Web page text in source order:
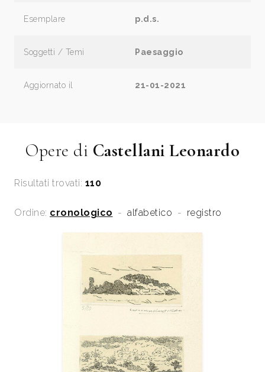
Esemplare p.d.s.
Soggetti / Temi Paesaggio
Aggiornato il 21-01-2021
Opere di Castellani Leonardo
Risultati trovati: 110
Ordine: cronologico - alfabetico - registro